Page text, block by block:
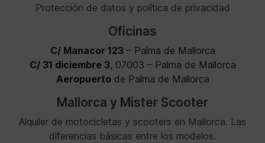
Protección de datos y política de privacidad
Oficinas
C/ Manacor 123– Palma de Mallorca
C/ 31 diciembre 3, 07003 – Palma de Mallorca
Aeropuertode Palma de Mallorca
Mallorca y Mister Scooter
Alquiler de motocicletas y scooters en Mallorca. Las
diferencias básicas entre los modelos.